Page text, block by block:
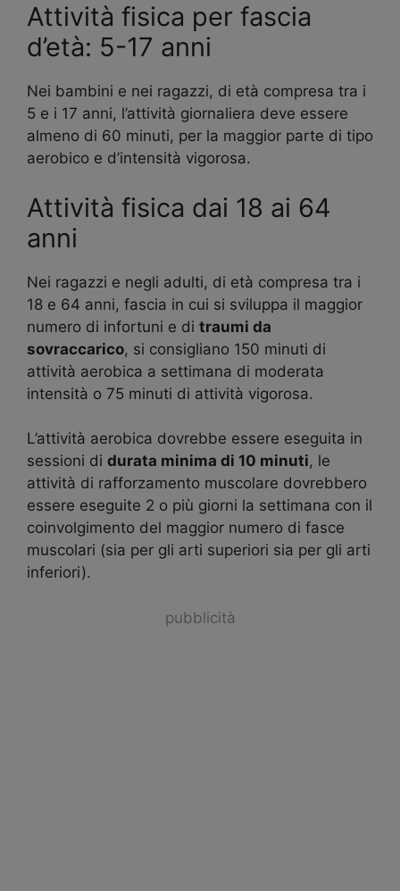
Attività fisica per fascia
d’età: 5-17 anni
Nei bambini e nei ragazzi, di età compresa tra i
5 e i 17 anni, l’attività giornaliera deve essere
almeno di 60 minuti, per la maggior parte di tipo
aerobico e d’intensità vigorosa.
Attività fisica dai 18 ai 64
anni
Nei ragazzi e negli adulti, di età compresa tra i
18 e 64 anni, fascia in cui si sviluppa il maggior
numero di infortuni e di traumi da
sovraccarico, si consigliano 150 minuti di
attività aerobica a settimana di moderata
intensità o 75 minuti di attività vigorosa.
L’attività aerobica dovrebbe essere eseguita in
sessioni di durata minima di 10 minuti, le
attività di rafforzamento muscolare dovrebbero
essere eseguite 2 o più giorni la settimana con il
coinvolgimento del maggior numero di fasce
muscolari (sia per gli arti superiori sia per gli arti
inferiori).
pubblicità